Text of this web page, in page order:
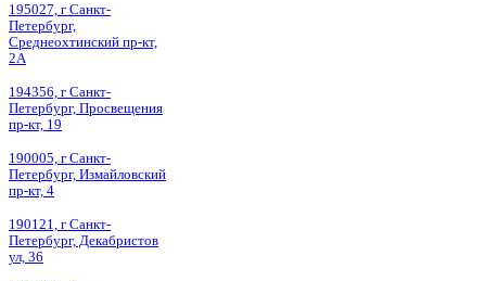
195027, г Санкт-
Петербург,
Среднеохтинский пр-кт,
2А
194356, г Санкт-
Петербург, Просвещения
пр-кт, 19
190005, г Санкт-
Петербург, Измайловский
пр-кт, 4
190121, г Санкт-
Петербург, Декабристов
ул, 36